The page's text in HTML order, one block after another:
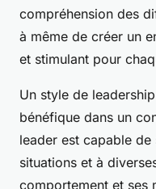
compréhension des
à même de créer un
et stimulant pour
Un style de
bénéfique dans un
leader est capable de
situations et à
comportement et ses